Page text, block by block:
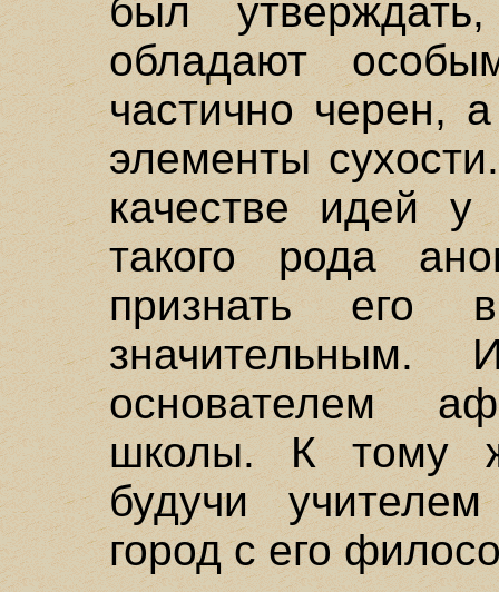
был
обладают
частично черен,
элементы
качестве идей у
такого рода
признать его
значительным.
основателем
школы. К тому
будучи
город с его